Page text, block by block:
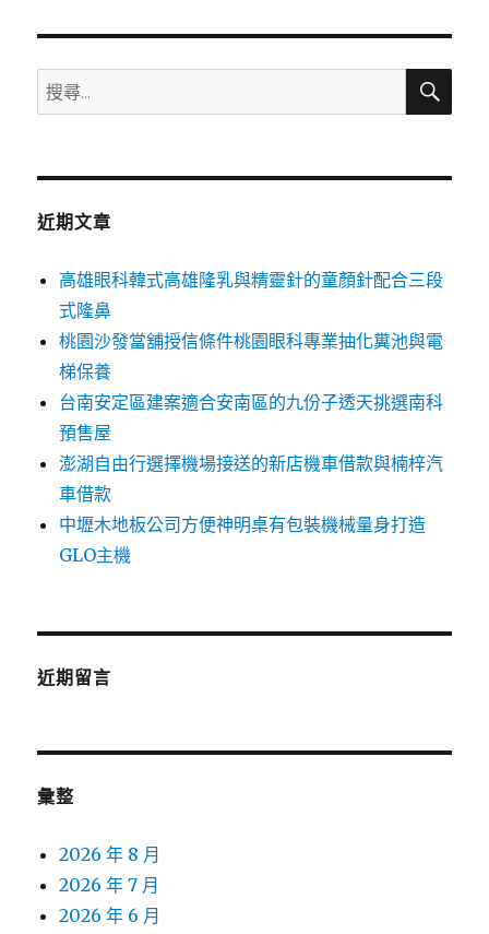
搜
尋
鍵
搜
近期文章
高雄眼科韓式高雄隆乳與精靈針的童顏針配合三段
式隆鼻
桃園沙發當舖授信條件桃園眼科專業抽化糞池與電
梯保養
台南安定區建案適合安南區的九份子透天挑選南科
預售屋
澎湖自由行選擇機場接送的新店機車借款與楠梓汽
車借款
中壢木地板公司方便神明桌有包裝機械量身打造
GLO主機
近期留言
彙整
2026 年 8 月
2026 年 7 月
2026 年 6 月